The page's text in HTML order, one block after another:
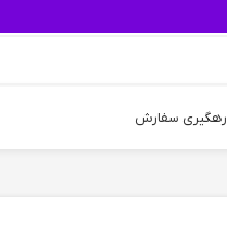
رهگیری سفارش